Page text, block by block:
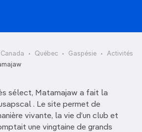
Canada Québec Gaspésie
Activités
sélect, Matamajaw a fait la
. Le site permet de
vivante, la vie d’un club et
une vingtaine de grands